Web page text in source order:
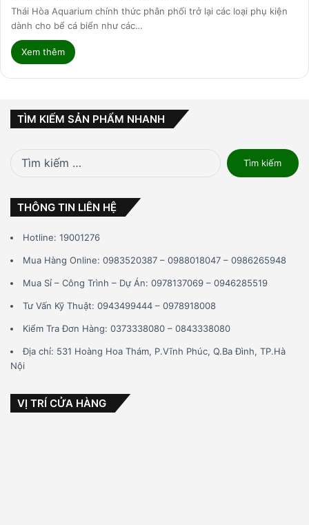
Thái Hòa Aquarium chính thức phân phối trở lại các loại phụ kiện
dành cho bể cá biển như các…
Xem thêm
TÌM KIẾM SẢN PHẨM NHANH
Tìm
kiếm
THÔNG TIN LIÊN HỆ
Hotline: 19001276
Mua Hàng Online: 0983520387 – 0988018047 – 0986265948
Mua Sỉ – Công Trình – Dự Án: 0978137069 – 0946285519
Tư Vấn Kỹ Thuật: 0943499444 – 0978918008
Kiểm Tra Đơn Hàng: 0373338080 – 0843338080
Địa chỉ: 531 Hoàng Hoa Thám, P.Vĩnh Phúc, Q.Ba Đình, TP.Hà
Nội
VỊ TRÍ CỬA HÀNG